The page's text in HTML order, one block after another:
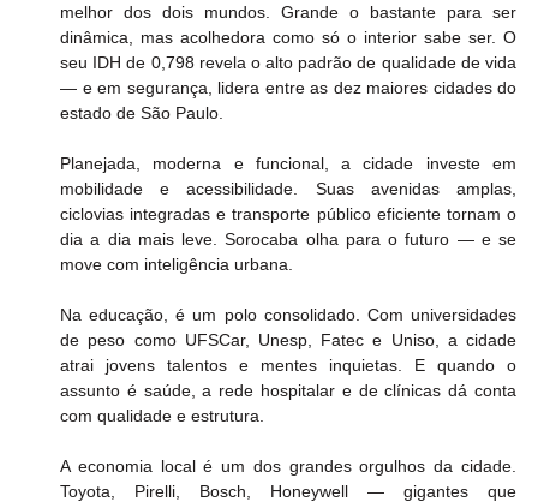
melhor dos dois mundos. Grande o bastante para ser
dinâmica, mas acolhedora como só o interior sabe ser. O
seu IDH de 0,798 revela o alto padrão de qualidade de vida
— e em segurança, lidera entre as dez maiores cidades do
estado de São Paulo.
Planejada, moderna e funcional, a cidade investe em
mobilidade e acessibilidade. Suas avenidas amplas,
ciclovias integradas e transporte público eficiente tornam o
dia a dia mais leve. Sorocaba olha para o futuro — e se
move com inteligência urbana.
Na educação, é um polo consolidado. Com universidades
de peso como UFSCar, Unesp, Fatec e Uniso, a cidade
atrai jovens talentos e mentes inquietas. E quando o
assunto é saúde, a rede hospitalar e de clínicas dá conta
com qualidade e estrutura.
A economia local é um dos grandes orgulhos da cidade.
Toyota, Pirelli, Bosch, Honeywell — gigantes que